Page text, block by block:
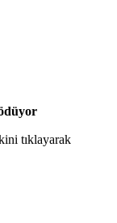
tıklayarak